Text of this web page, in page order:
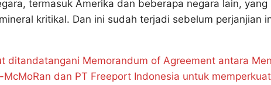
termasuk Amerika dan beberapa negara lain, yang
kritikal. Dan ini sudah terjadi sebelum perjanjian
ditandatangani Memorandum of Agreement antara
dan PT Freeport Indonesia untuk memperkuat